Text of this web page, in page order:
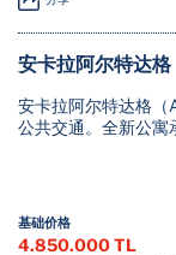
安卡拉阿尔特达
安卡拉阿尔特达格（
公共交通。全新公寓
基础价格
4.850.000 TL